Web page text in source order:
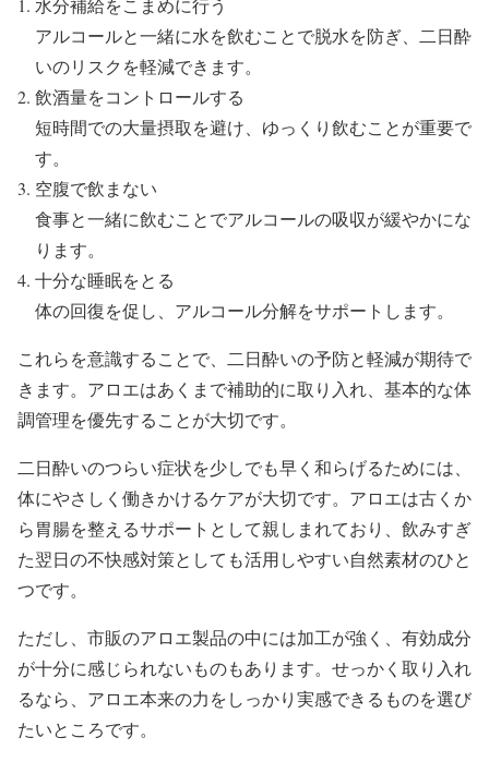
水分補給をこまめに行う
アルコールと一緒に水を飲むことで脱水を防ぎ、二日酔
いのリスクを軽減できます。
飲酒量をコントロールする
短時間での大量摂取を避け、ゆっくり飲むことが重要で
す。
空腹で飲まない
食事と一緒に飲むことでアルコールの吸収が緩やかにな
ります。
十分な睡眠をとる
体の回復を促し、アルコール分解をサポートします。
これらを意識することで、二日酔いの予防と軽減が期待で
きます。アロエはあくまで補助的に取り入れ、基本的な体
調管理を優先することが大切です。
二日酔いのつらい症状を少しでも早く和らげるためには、
体にやさしく働きかけるケアが大切です。アロエは古くか
ら胃腸を整えるサポートとして親しまれており、飲みすぎ
た翌日の不快感対策としても活用しやすい自然素材のひと
つです。
ただし、市販のアロエ製品の中には加工が強く、有効成分
が十分に感じられないものもあります。せっかく取り入れ
るなら、アロエ本来の力をしっかり実感できるものを選び
たいところです。